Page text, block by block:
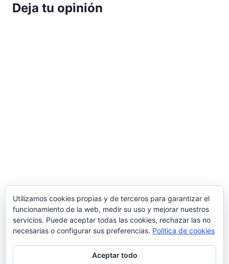
Deja tu opinión
Utilizamos cookies propias y de terceros para garantizar el
funcionamiento de la web, medir su uso y mejorar nuestros
servicios. Puede aceptar todas las cookies, rechazar las no
necesarias o configurar sus preferencias. Política de cookies
Aceptar todo